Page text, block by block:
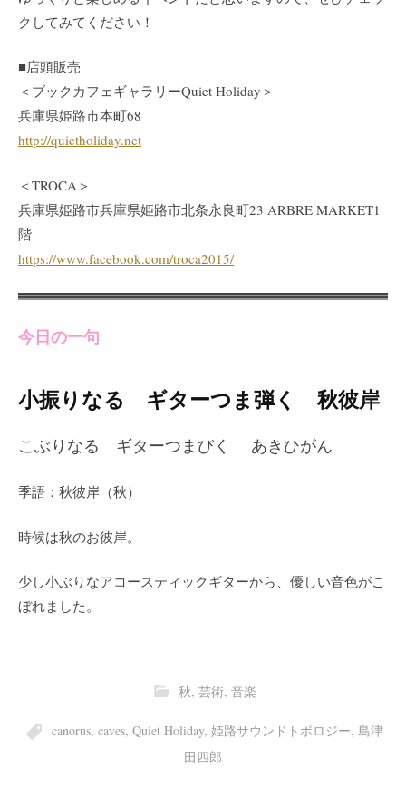
クしてみてください！
■店頭販売
＜ブックカフェギャラリーQuiet Holiday＞
兵庫県姫路市本町68
http://quietholiday.net
＜TROCA＞
兵庫県姫路市兵庫県姫路市北条永良町23 ARBRE MARKET1
階
https://www.facebook.com/troca2015/
今日の一句
小振りなる ギターつま弾く 秋彼岸
こぶりなる ギターつまびく あきひがん
季語：秋彼岸（秋）
時候は秋のお彼岸。
少し小ぶりなアコースティックギターから、優しい音色がこ
ぼれました。
秋, 芸術, 音楽
canorus, caves, Quiet Holiday, 姫路サウンドトポロジー, 島津
田四郎